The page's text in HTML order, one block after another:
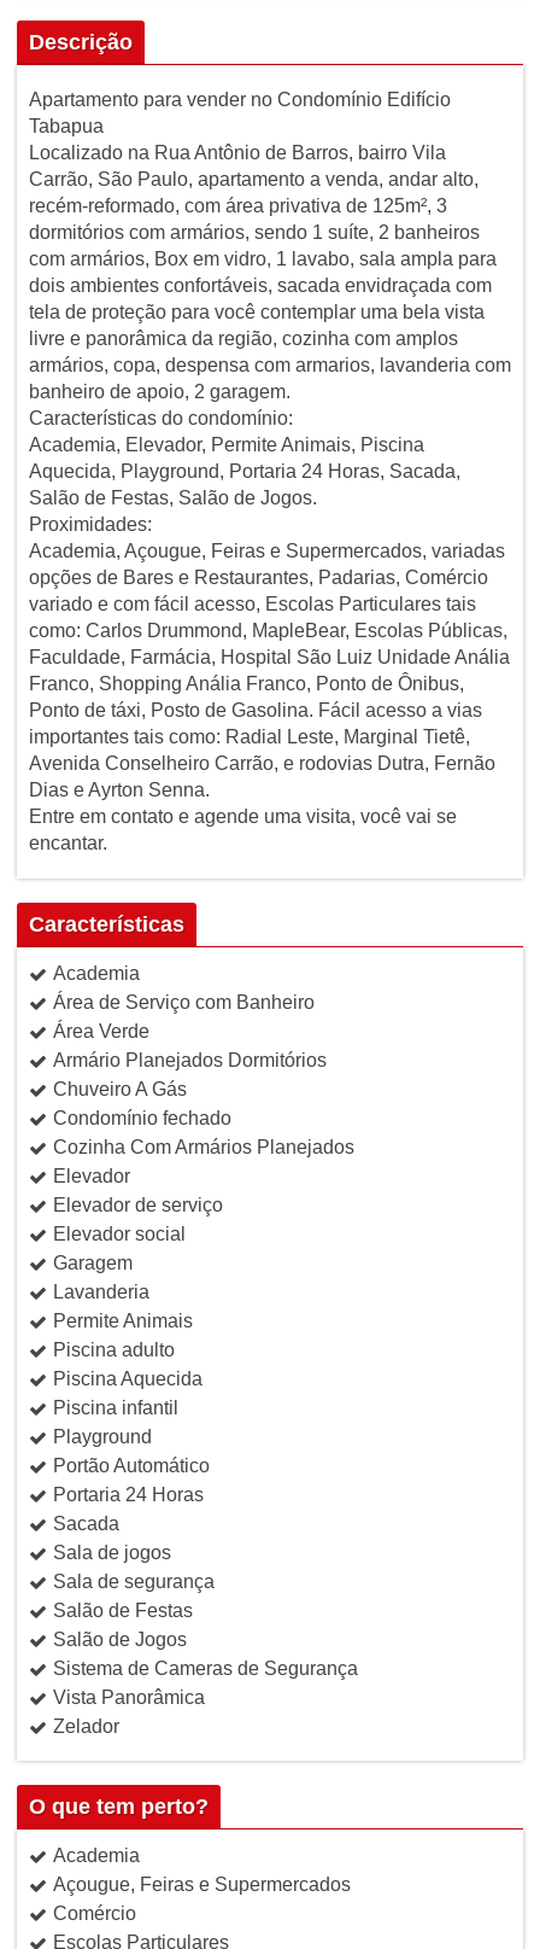
Descrição
Apartamento para vender no Condomínio Edifício
Tabapua
Localizado na Rua Antônio de Barros, bairro Vila
Carrão, São Paulo, apartamento a venda, andar alto,
recém-reformado, com área privativa de 125m², 3
dormitórios com armários, sendo 1 suíte, 2 banheiros
com armários, Box em vidro, 1 lavabo, sala ampla para
dois ambientes confortáveis, sacada envidraçada com
tela de proteção para você contemplar uma bela vista
livre e panorâmica da região, cozinha com amplos
armários, copa, despensa com armarios, lavanderia com
banheiro de apoio, 2 garagem.
Características do condomínio:
Academia, Elevador, Permite Animais, Piscina
Aquecida, Playground, Portaria 24 Horas, Sacada,
Salão de Festas, Salão de Jogos.
Proximidades:
Academia, Açougue, Feiras e Supermercados, variadas
opções de Bares e Restaurantes, Padarias, Comércio
variado e com fácil acesso, Escolas Particulares tais
como: Carlos Drummond, MapleBear, Escolas Públicas,
Faculdade, Farmácia, Hospital São Luiz Unidade Anália
Franco, Shopping Anália Franco, Ponto de Ônibus,
Ponto de táxi, Posto de Gasolina. Fácil acesso a vias
importantes tais como: Radial Leste, Marginal Tietê,
Avenida Conselheiro Carrão, e rodovias Dutra, Fernão
Dias e Ayrton Senna.
Entre em contato e agende uma visita, você vai se
encantar.
Características
Academia
Área de Serviço com Banheiro
Área Verde
Armário Planejados Dormitórios
Chuveiro A Gás
Condomínio fechado
Cozinha Com Armários Planejados
Elevador
Elevador de serviço
Elevador social
Garagem
Lavanderia
Permite Animais
Piscina adulto
Piscina Aquecida
Piscina infantil
Playground
Portão Automático
Portaria 24 Horas
Sacada
Sala de jogos
Sala de segurança
Salão de Festas
Salão de Jogos
Sistema de Cameras de Segurança
Vista Panorâmica
Zelador
O que tem perto?
Academia
Açougue, Feiras e Supermercados
Comércio
Escolas Particulares